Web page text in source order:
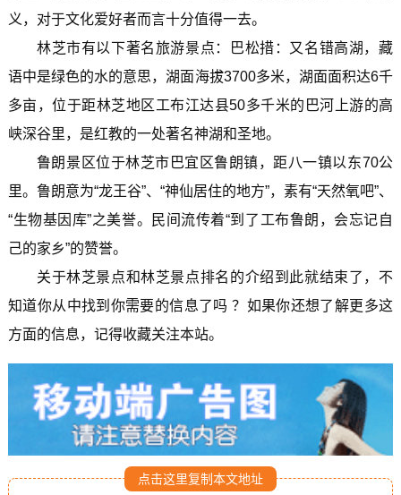
义，对于文化爱好者而言十分值得一去。
林芝市有以下著名旅游景点：巴松措：又名错高湖，藏
语中是绿色的水的意思，湖面海拔3700多米，湖面面积达6千
多亩，位于距林芝地区工布江达县50多千米的巴河上游的高
峡深谷里，是红教的一处著名神湖和圣地。
鲁朗景区位于林芝市巴宜区鲁朗镇，距八一镇以东70公
里。鲁朗意为“龙王谷”、“神仙居住的地方”，素有“天然氧吧”、
“生物基因库”之美誉。民间流传着“到了工布鲁朗，会忘记自
己的家乡”的赞誉。
关于林芝景点和林芝景点排名的介绍到此就结束了，不
知道你从中找到你需要的信息了吗 ？如果你还想了解更多这
方面的信息，记得收藏关注本站。
点击这里复制本文地址